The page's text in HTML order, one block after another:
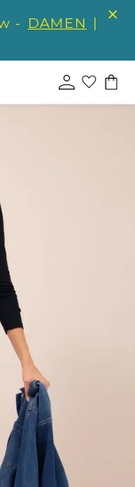
- DAMEN |